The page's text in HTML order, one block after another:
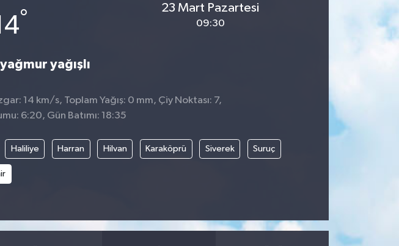
°
yağışlı
23 Mart Pazartesi
09:30
14 km/s, Toplam Yağış: 0 mm, Çiy Noktası: 7,
6:20, Gün Batımı: 18:35
Haliliye Harran Hilvan Karaköprü Siverek Suruç